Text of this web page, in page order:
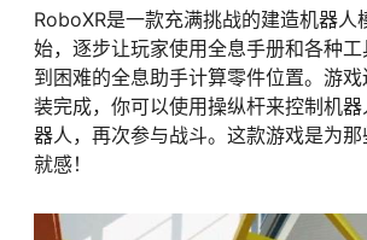
RoboXR是一款充满挑战的建造机器
始，逐步让玩家使用全息手册和各种
到困难的全息助手计算零件位置。游
装完成，你可以使用操纵杆来控制机
器人，再次参与战斗。这款游戏是为
就感！